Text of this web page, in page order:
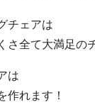
チェアは
全て大満足の
は
作れます！